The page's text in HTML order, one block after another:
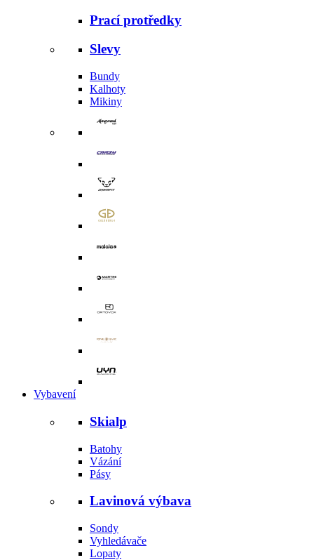
Prací protředky
Slevy
Bundy
Kalhoty
Mikiny
Vybavení
Skialp
Batohy
Vázání
Pásy
Lavinová výbava
Sondy
Vyhledávače
Lopaty